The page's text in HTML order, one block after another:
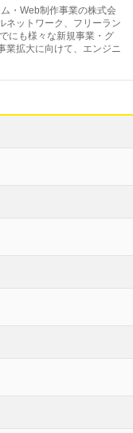
・Web制作事業の株式会
ネットワーク、フリーラン
にも様々な新規事業・グ
業拡大に向けて、エンジニ